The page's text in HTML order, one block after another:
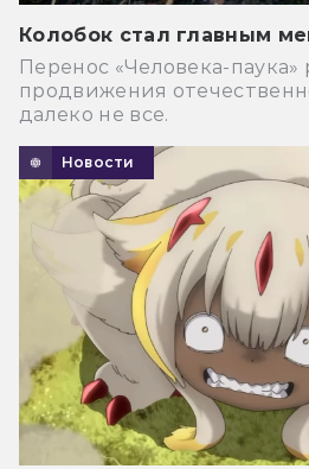
Колобок стал главным
Перенос «Человека-паука»
продвижения
далеко не все.
Новости